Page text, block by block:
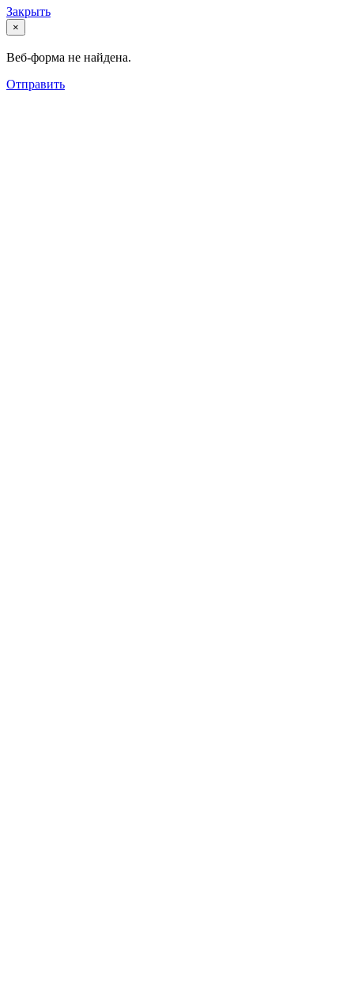
Закрыть
×
Веб-форма не найдена.
Отправить